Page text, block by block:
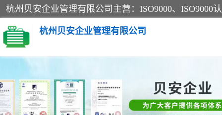
杭州贝安企业管理有限公司
CE认证
SA认证